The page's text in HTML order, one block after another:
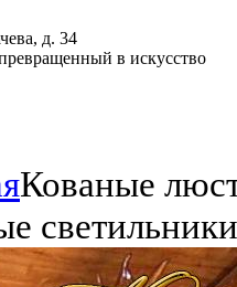
д. 34
в искусство
Кованые